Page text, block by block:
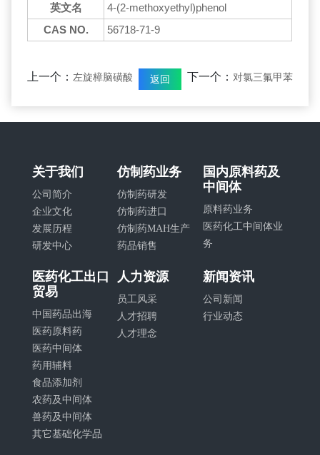
英文名
4-(2-methoxyethyl)phenol
CAS NO.
56718-71-9
上一个：左旋樟脑磺酸 返回 下一个： 对氯三氟甲苯
关于我们
公司简介
企业文化
发展历程
研发中心
仿制药业务
仿制药研发
仿制药进口
仿制药MAH生产
药品销售
国内原料药及
中间体
原料药业务
医药化工中间体业
务
医药化工出口
贸易
中国药品出海
医药原料药
医药中间体
药用辅料
食品添加剂
农药及中间体
兽药及中间体
其它基础化学品
人力资源
员工风采
人才招聘
人才理念
新闻资讯
公司新闻
行业动态